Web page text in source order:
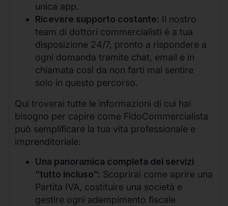
unica app.
Ricevere supporto costante: Il nostro
team di dottori commercialisti è a tua
disposizione 24/7, pronto a rispondere a
ogni domanda tramite chat, email e in
chiamata così da non farti mai sentire
solo in questo percorso.
Qui troverai tutte le informazioni di cui hai
bisogno per capire come FidoCommercialista
può semplificare la tua vita professionale e
imprenditoriale:
Una panoramica completa dei servizi
“tutto incluso”: Scoprirai come aprire una
Partita IVA, costituire una società e
gestire ogni adempimento fiscale